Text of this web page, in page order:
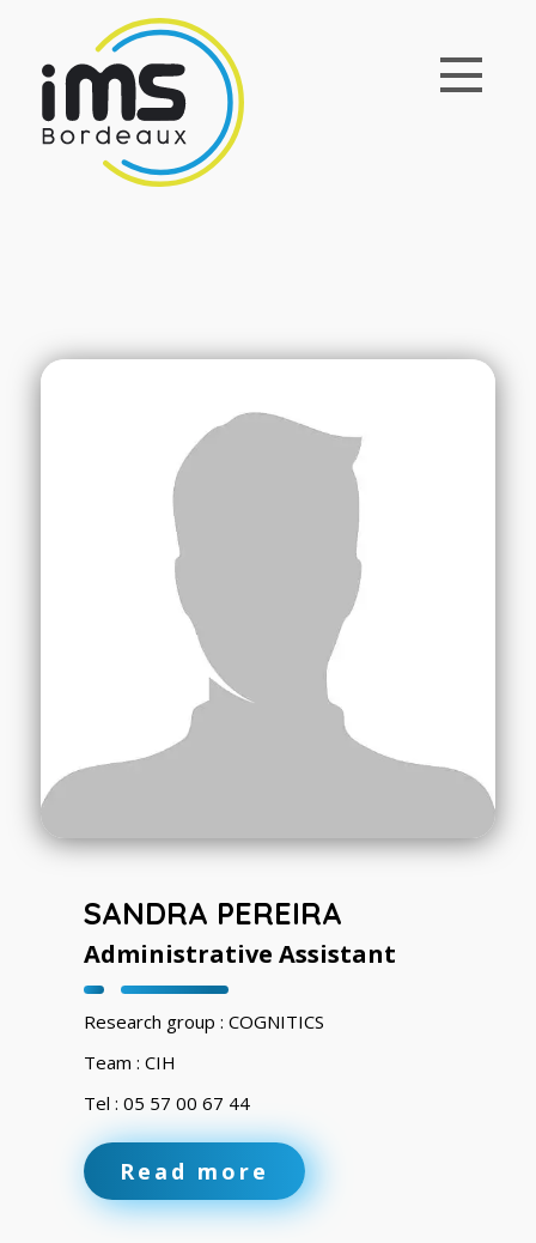
SANDRA PEREIRA
Administrative Assistant
Research group : COGNITICS
Team : CIH
Tel : 05 57 00 67 44
Read more